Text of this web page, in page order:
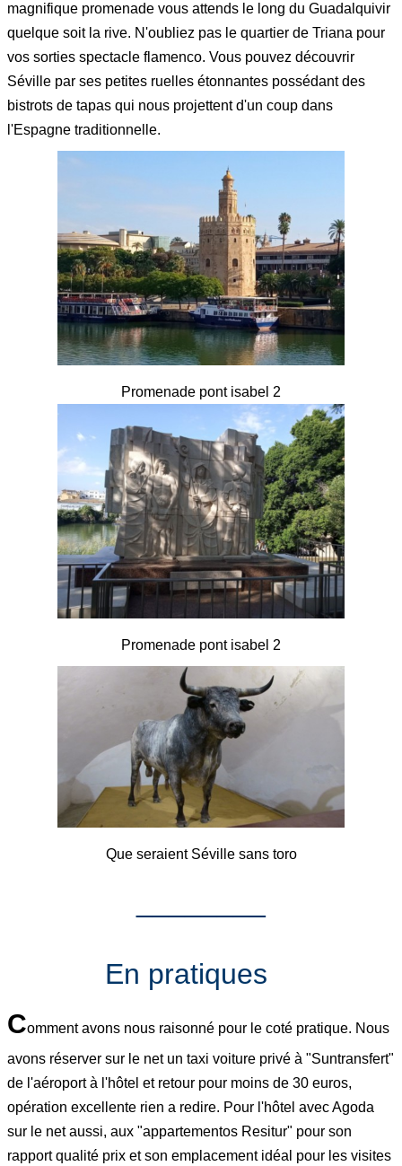
magnifique promenade vous attends le long du Guadalquivir
quelque soit la rive. N'oubliez pas le quartier de Triana pour
vos sorties spectacle flamenco. Vous pouvez découvrir
Séville par ses petites ruelles étonnantes possédant des
bistrots de tapas qui nous projettent d'un coup dans
l'Espagne traditionnelle.
Promenade pont isabel 2
Promenade pont isabel 2
Que seraient Séville sans toro
En pratiques
Comment avons nous raisonné pour le coté pratique. Nous
avons réserver sur le net un taxi voiture privé à "Suntransfert"
de l'aéroport à l'hôtel et retour pour moins de 30 euros,
opération excellente rien a redire. Pour l'hôtel avec Agoda
sur le net aussi, aux "appartementos Resitur" pour son
rapport qualité prix et son emplacement idéal pour les visites